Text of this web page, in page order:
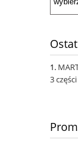
3 części